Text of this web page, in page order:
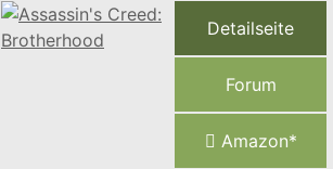
Detailseite
Forum
Amazon*